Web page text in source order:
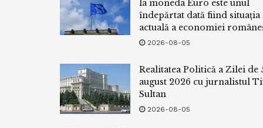
la moneda Euro este unul
îndepărtat dată fiind situația
actuală a economiei
2026-08-05
Realitatea Politică a Zilei de
august 2026 cu jurnalistul
Sultan
2026-08-05